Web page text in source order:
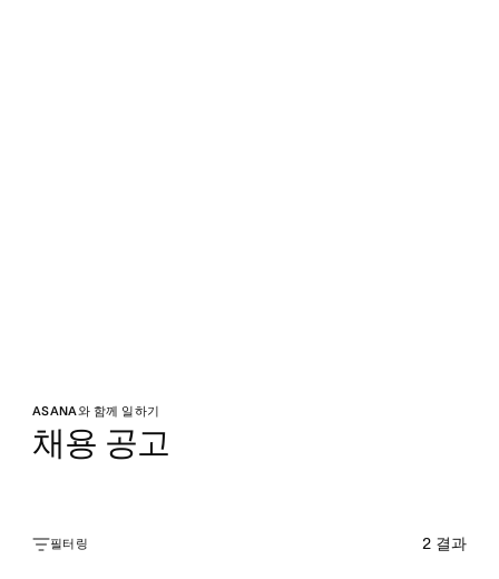
ASANA와 함께 일하기
채용 공고
필터링 2 결과